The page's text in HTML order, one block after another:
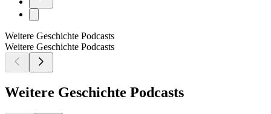
Weitere Geschichte Podcasts
Weitere Geschichte Podcasts
Weitere Geschichte Podcasts